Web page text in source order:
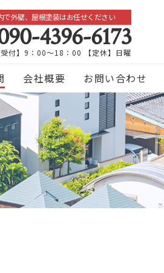
で外壁、屋根塗装はお任せください
4396-6173
受付】9：00～18：00 【定休】日曜
会社概要 お問い合わせ